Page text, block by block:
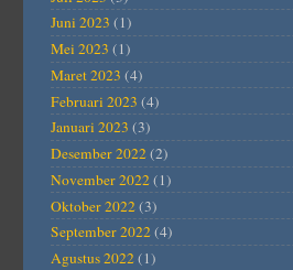
Juni 2023 (1)
Mei 2023 (1)
Maret 2023 (4)
Februari 2023 (4)
Januari 2023 (3)
Desember 2022(2)
November 2022(1)
Oktober 2022(3)
September 2022(4)
Agustus 2022(1)